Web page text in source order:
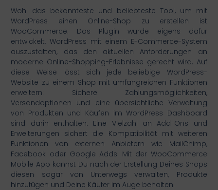
Wohl das bekannteste und beliebteste Tool, um mit
WordPress einen Online-Shop zu erstellen ist
WooCommerce. Das Plugin wurde eigens dafür
entwickelt, WordPress mit einem E-Commerce-System
auszustatten, das den aktuellen Anforderungen an
moderne Online-Shopping-Erlebnisse gerecht wird. Auf
diese Weise lässt sich jede beliebige WordPress-
Website zu einem Shop mit umfangreichen Funktionen
erweitern: Sichere Zahlungsmöglichkeiten,
Versandoptionen und eine übersichtliche Verwaltung
von Produkten und Käufen im WordPress Dashboard
sind darin enthalten. Eine Vielzahl an Add-Ons und
Erweiterungen sichert die Kompatibilität mit weiteren
Funktionen von externen Anbietern wie MailChimp,
Facebook oder Google Adds. Mit der WooCommerce
Mobile App kannst Du nach der Erstellung Deines Shops
diesen sogar von Unterwegs verwalten, Produkte
hinzufügen und Deine Käufer im Auge behalten.